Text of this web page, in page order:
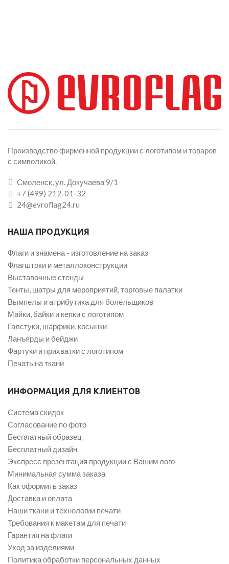
Производство фирменной продукции с логотипом и товаров
с символикой.
Смоленск, ул. Докучаева 9/1
+7 (499) 212-01-32
24@evroflag24.ru
НАША ПРОДУКЦИЯ
Флаги и знамена - изготовление на заказ
Флагштоки и металлоконструкции
Выставочные стенды
Тенты, шатры для мероприятий, торговые палатки
Вымпелы и атрибутика для болельщиков
Майки, байки и кепки с логотипом
Галстуки, шарфики, косынки
Ланъярды и бейджи
Фартуки и прихватки с логотипом
Печать на ткани
ИНФОРМАЦИЯ ДЛЯ КЛИЕНТОВ
Система скидок
Согласование по фото
Бесплатный образец
Бесплатный дизайн
Экспресс презентация продукции с Вашим лого
Минимальная сумма заказа
Как оформить заказ
Доставка и оплата
Наши ткани и технологии печати
Требования к макетам для печати
Гарантия на флаги
Уход за изделиями
Политика обработки персональных данных